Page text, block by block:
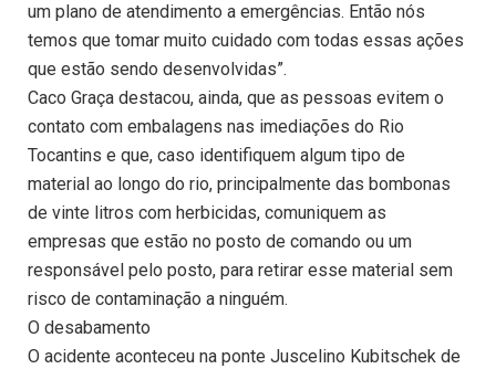
um plano de atendimento a emergências. Então nós
temos que tomar muito cuidado com todas essas ações
que estão sendo desenvolvidas”.
Caco Graça destacou, ainda, que as pessoas evitem o
contato com embalagens nas imediações do Rio
Tocantins e que, caso identifiquem algum tipo de
material ao longo do rio, principalmente das bombonas
de vinte litros com herbicidas, comuniquem as
empresas que estão no posto de comando ou um
responsável pelo posto, para retirar esse material sem
risco de contaminação a ninguém.
O desabamento
O acidente aconteceu na ponte Juscelino Kubitschek de